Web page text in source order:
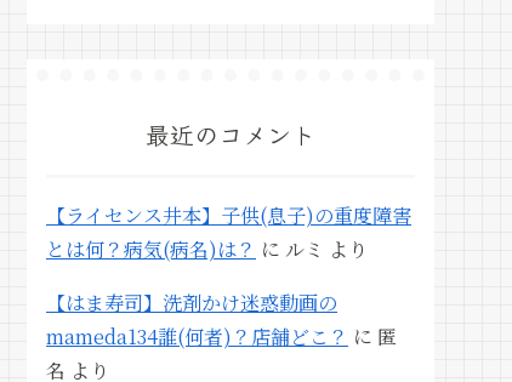
最近のコメント
【ライセンス井本】子供(息子)の重度障害
とは何？病気(病名)は？ に ルミ より
【はま寿司】洗剤かけ迷惑動画の
mameda134誰(何者)？店舗どこ？ に 匿
名 より